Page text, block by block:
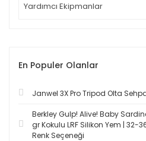
Yardımcı Ekipmanlar
En Populer Olanlar
Janwel 3X Pro Tripod Olta
Berkley Gulp! Alive! Baby
gr Kokulu LRF Silikon Yem | 32-
Renk Seçeneği